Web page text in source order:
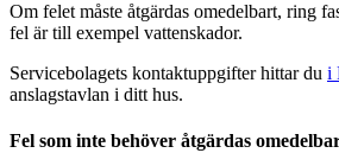
Om felet måste åtgärdas omedelbart, ring
fel är till exempel vattenskador.
Servicebolagets kontaktuppgifterhittar du i
anslagstavlan i ditt hus.
Fel som inte behöver åtgärdas